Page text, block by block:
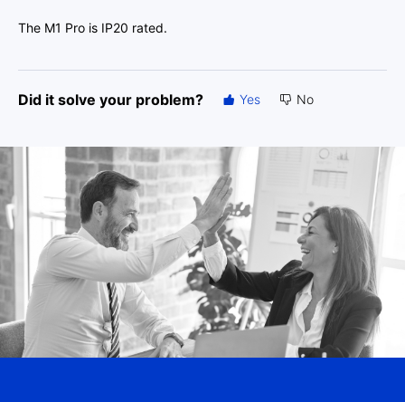
The M1 Pro is IP20 rated.
Did it solve your problem? Yes No